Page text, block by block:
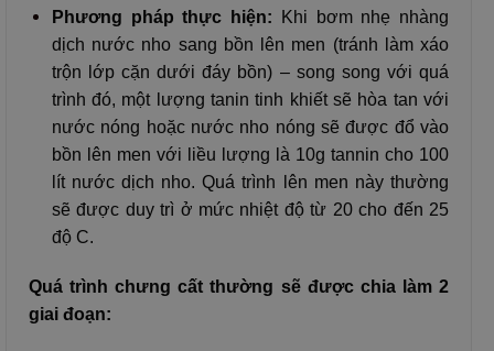
Phương pháp thực hiện: Khi bơm nhẹ nhàng
dịch nước nho sang bồn lên men (tránh làm xáo
trộn lớp cặn dưới đáy bồn) – song song với quá
trình đó, một lượng tanin tinh khiết sẽ hòa tan với
nước nóng hoặc nước nho nóng sẽ được đổ vào
bồn lên men với liều lượng là 10g tannin cho 100
lít nước dịch nho. Quá trình lên men này thường
sẽ được duy trì ở mức nhiệt độ từ 20 cho đến 25
độ C.
Quá trình chưng cất thường sẽ được chia làm 2
giai đoạn: